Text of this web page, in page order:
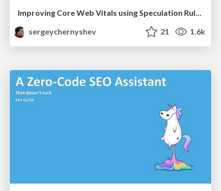
Improving Core Web Vitals using Speculation Rules API
sergeychernyshev
21 1.6k